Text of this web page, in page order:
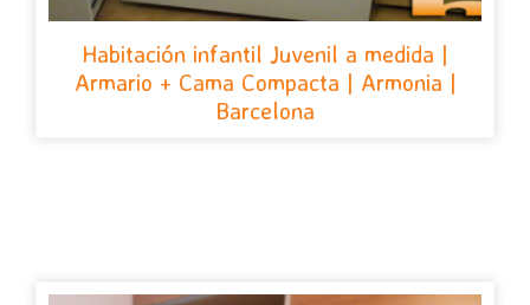
Habitación infantil Juvenil a medida |
Armario + Cama Compacta | Armonia |
Barcelona